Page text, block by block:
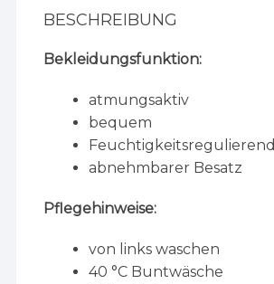
BESCHREIBUNG
Bekleidungsfunktion:
atmungsaktiv
bequem
Feuchtigkeitsregulierend
abnehmbarer Besatz
Pflegehinweise:
von links waschen
40 °C Buntwäsche